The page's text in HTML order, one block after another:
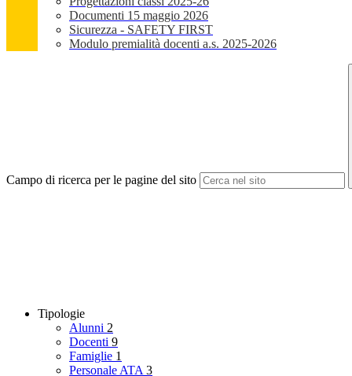
Documenti 15 maggio 2026
Sicurezza - SAFETY FIRST
Modulo premialità docenti a.s. 2025-2026
Campo di ricerca per le pagine del sito
Tipologie
Alunni 2
Docenti 9
Famiglie 1
Personale ATA 3